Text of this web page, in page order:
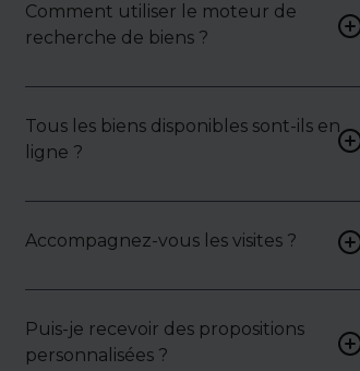
Comment utiliser le moteur de
recherche de biens ?
Tous les biens disponibles sont-ils en
ligne ?
Accompagnez-vous les visites ?
Puis-je recevoir des propositions
personnalisées ?